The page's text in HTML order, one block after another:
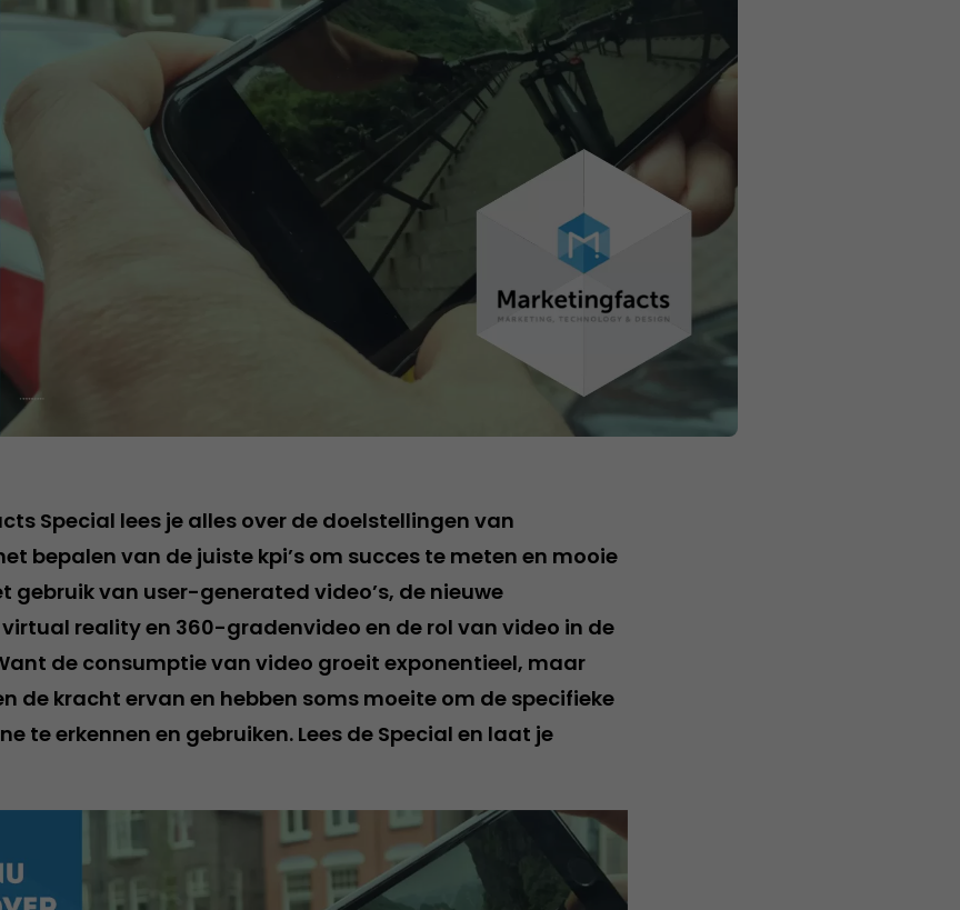
Special lees je alles over de doelstellingen van
bepalen van de juiste kpi’s om succes te meten en mooie
gebruik van user-generated video’s, de nieuwe
reality en 360-gradenvideo en de rol van video in de
de consumptie van video groeit exponentieel, maar
de kracht ervan en hebben soms moeite om de specifieke
te erkennen en gebruiken. Lees de Special en laat je